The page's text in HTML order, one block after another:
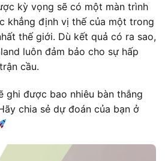
kỳ vọng sẽ có một màn trình
khẳng định vị thế của một trong
thế giới. Dù kết quả có ra sao,
luôn đảm bảo cho sự hấp
cầu.
ghi được bao nhiêu bàn thắng
chia sẻ dự đoán của bạn ở